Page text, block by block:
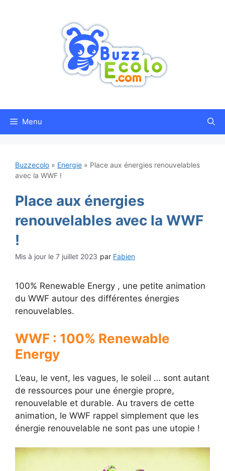
Menu
Buzzecolo » Energie » Place aux énergies renouvelables
avec la WWF !
Place aux énergies
renouvelables avec la WWF
!
7 juillet 2023 par Fabien
100% Renewable Energy , une petite animation
du WWF autour des différentes énergies
renouvelables.
WWF : 100% Renewable
Energy
L’eau, le vent, les vagues, le soleil … sont autant
de ressources pour une énergie propre,
renouvelable et durable. Au travers de cette
animation, le WWF rappel simplement que les
énergie renouvelable ne sont pas une utopie !